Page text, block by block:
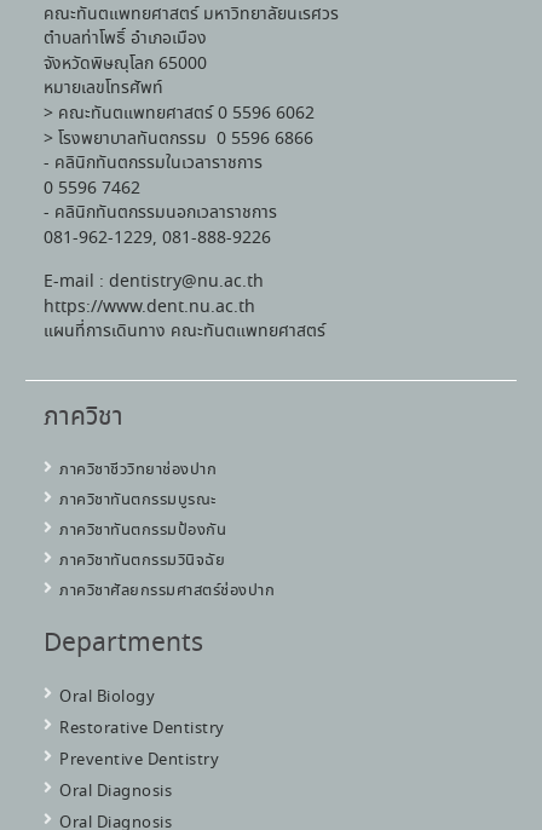
แบบฟอร์ม
ประเด็นที่พบบ่อย
บุคลากร
แบบฟอร์ม
ประเด็นที่พบบ่อย
บุคลากร
แบบฟอร์ม
ประเด็นที่พบบ่อย
บุคลากร
คู่มือนิสิตใหม่
ประจำปีการศึกษา 2569
คู่มือนิสิตใหม่
ประจำปีการศึกษา 2568
คณะทันตแพทยศาสตร์ มหาวิทยาลัยนเรศวร
ตำบลท่าโพธิ์ อำเภอเมือง
จังหวัดพิษณุโลก 65000
หมายเลขโทรศัพท์
> คณะทันตแพทยศาสตร์ 0 5596 6062
> โรงพยาบาลทันตกรรม 0 5596 6866
- คลินิกทันตกรรมในเวลาราชการ
0 5596 7462
- คลินิกทันตกรรมนอกเวลาราชการ
081-962-1229, 081-888-9226
E-mail : dentistry@nu.ac.th
https://www.dent.nu.ac.th
แผนที่การเดินทาง คณะทันตแพทยศาสตร์
ภาควิชา
ภาควิชาชีววิทยาช่องปาก
ภาควิชาทันตกรรมบูรณะ
ภาควิชาทันตกรรมป้องกัน
ภาควิชาทันตกรรมวินิจฉัย
ภาควิชาศัลยกรรมศาสตร์ช่องปาก
Departments
Oral Biology
Restorative Dentistry
Preventive Dentistry
Oral Diagnosis
Oral Diagnosis